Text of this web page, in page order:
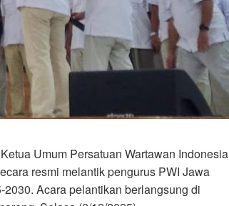
Umum Persatuan Wartawan Indonesia
resmi melantik pengurus PWI Jawa
Acara pelantikan berlangsung di